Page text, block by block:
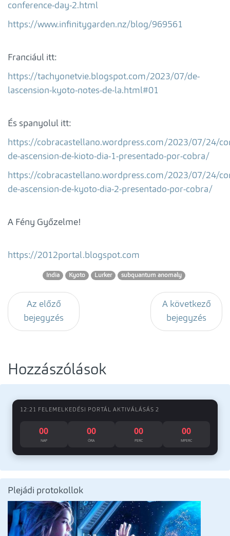
conference-day-2.html
https://www.infinitygarden.nz/blog/969561
Franciául itt:
https://tachyonetvie.blogspot.com/2023/07/de-
lascension-kyoto-notes-de-la.html#01
És spanyolul itt:
https://cobracastellano.wordpress.com/2023/07/24/
de-ascension-de-kioto-dia-1-presentado-por-cobra/
https://cobracastellano.wordpress.com/2023/07/24/
de-ascension-de-kyoto-dia-2-presentado-por-cobra/
A Fény Győzelme!
https://2012portal.blogspot.com
India Kyoto Lurker subquantum anomaly
Az előző
bejegyzés
A következő
bejegyzés
Hozzászólások
12:21 FELEMELKEDÉSI PORTÁL AKTIVÁLÁSÁS 2
00
NAP
00
ÓRA
00
PERC
00
MPERC
Plejádi protokollok